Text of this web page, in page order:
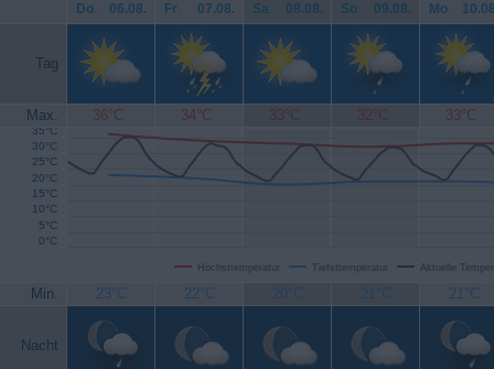
Do. 06.08. Fr. 07.08. Sa. 08.08. So. 09.08. Mo.
Tag
Max. 36°C 34°C 33°C 32°C 33°C
Höchsttemperatur Tiefsttemperatur Aktuelle
0°C
5°C
10°C
15°C
20°C
25°C
30°C
35°C
Min. 23°C 22°C 20°C 21°C 21°C
Nacht